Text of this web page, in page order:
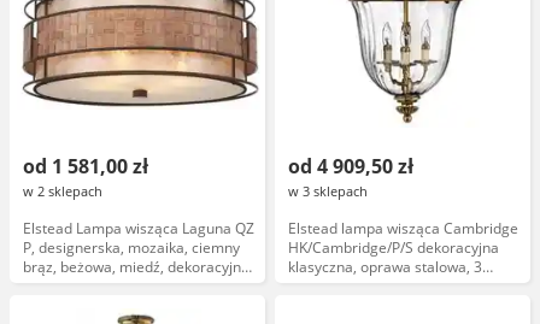
od 1 581,00 zł
w 2 sklepach
Elstead Lampa wisząca Laguna QZ
P, designerska, mozaika, ciemny
brąz, beżowa, miedź, dekoracyjna,
kolekcja Quoizel
od 4 909,50 zł
w 3 sklepach
Elstead lampa wisząca Cambridge
HK/Cambridge/P/S dekoracyjna
klasyczna, oprawa stalowa, 3
źródła światła